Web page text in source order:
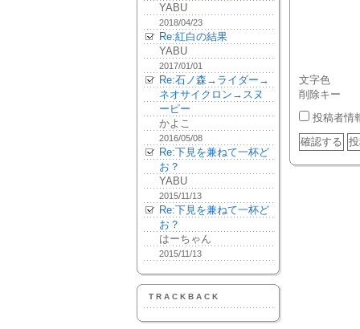
YABU
2018/04/23
Re:紅白の結果
YABU
2017/01/01
Re:石ノ森→ライダー→
ネオサイクロン→スヌ
ーピー
かよこ
2016/05/08
Re:下見を兼ねて一杯ど
お？
YABU
2015/11/13
Re:下見を兼ねて一杯ど
お？
はーちゃん
2015/11/13
TRACKBACK
文字色
削除キー
投稿者情